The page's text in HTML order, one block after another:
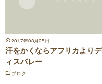
2017年08月25日
汗をかくならアフリカよりデ
ィスバレー
ブログ